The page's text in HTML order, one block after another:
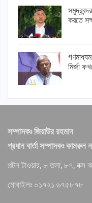
করতে
মির্জা
সম্পাদকঃ জিয়াউর রহমান
প্রধান বার্তা সম্পাদকঃ কামরুন
পল্টন টাওয়ার, ৮ তলা, ৮৭, বক্স
মোবাইলঃ ০১৭২১ ৬৭৫৮৭৮